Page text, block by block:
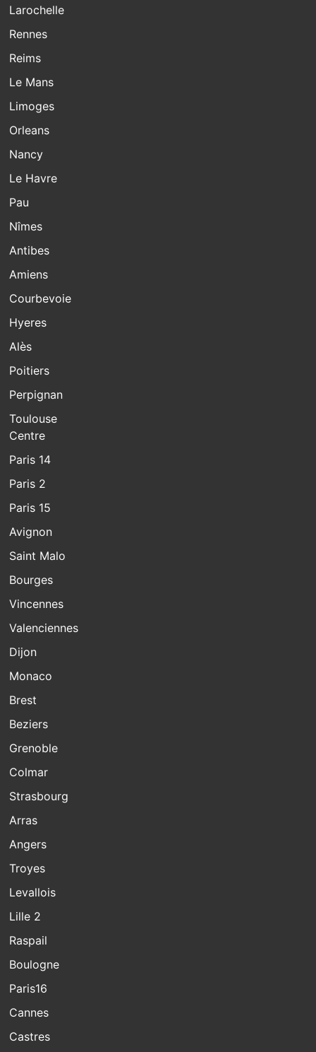
Larochelle
Rennes
Reims
Le Mans
Limoges
Orleans
Nancy
Le Havre
Pau
Nîmes
Antibes
Amiens
Courbevoie
Hyeres
Alès
Poitiers
Perpignan
Toulouse
Centre
Paris 14
Paris 2
Paris 15
Avignon
Saint Malo
Bourges
Vincennes
Valenciennes
Dijon
Monaco
Brest
Beziers
Grenoble
Colmar
Strasbourg
Arras
Angers
Troyes
Levallois
Lille 2
Raspail
Boulogne
Paris16
Cannes
Castres